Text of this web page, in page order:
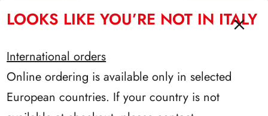
PRESIDENZA NAPOLITANO 2006/2013
LOOKS LIKE YOU’RE NOT IN ITALY
International orders
Online ordering is available only in selected
European countries. If your country is not